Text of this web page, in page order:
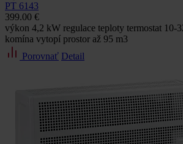
PT 6143
399.00 €
výkon 4,2 kW regulace teploty termostat 10-
komína vytopí prostor až 95 m3
Porovnať Detail